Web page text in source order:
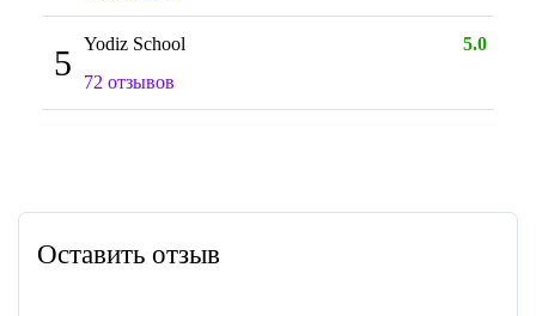
5 Yodiz School
5.0
72 отзывов
Оставить отзыв